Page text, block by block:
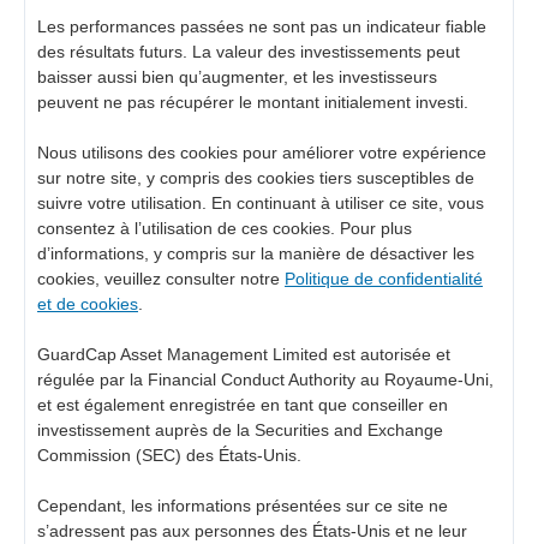
Les performances passées ne sont pas un indicateur fiable
des résultats futurs. La valeur des investissements peut
baisser aussi bien qu’augmenter, et les investisseurs
peuvent ne pas récupérer le montant initialement investi.
Nous utilisons des cookies pour améliorer votre expérience
sur notre site, y compris des cookies tiers susceptibles de
suivre votre utilisation. En continuant à utiliser ce site, vous
consentez à l’utilisation de ces cookies. Pour plus
d’informations, y compris sur la manière de désactiver les
cookies, veuillez consulter notre Politique de confidentialité
et de cookies
GuardCap Asset Management Limited est autorisée et
régulée par la Financial Conduct Authority au Royaume-Uni,
et est également enregistrée en tant que conseiller en
investissement auprès de la Securities and Exchange
Commission (SEC) des États-Unis.
Cependant, les informations présentées sur ce site ne
s’adressent pas aux personnes des États-Unis et ne leur